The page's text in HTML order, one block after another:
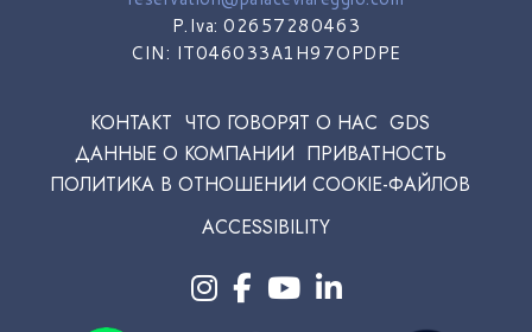
P.Iva: 02657280463
CIN: IT046033A1H97OPDPE
КОНТАКТ ЧТО ГОВОРЯТ О НАС GDS
ДАННЫЕ О КОМПАНИИ ПРИВАТНОСТЬ
ПОЛИТИКА В ОТНОШЕНИИ COOKIE-ФАЙЛОВ
ACCESSIBILITY